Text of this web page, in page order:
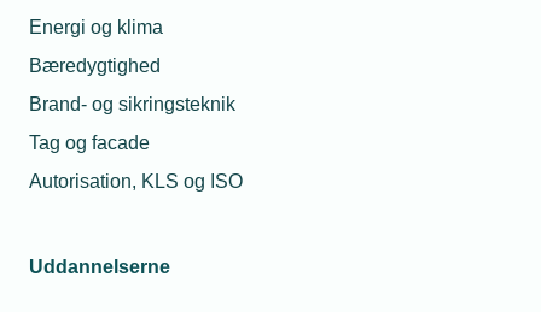
Energi og klima
Bæredygtighed
Brand- og sikringsteknik
Tag og facade
Autorisation, KLS og ISO
Uddannelserne
Relaterede nyheder
28. aug. 2025
Varmepumpetilskud
21. aug. 2025